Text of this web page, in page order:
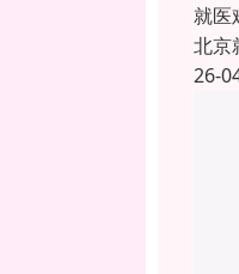
就医
北京
26-